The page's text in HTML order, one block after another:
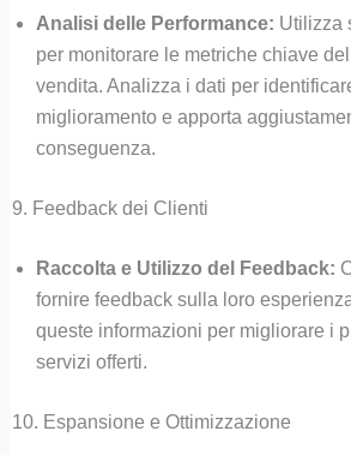
Analisi delle Performance: Utilizza
per monitorare le metriche chiave
vendita. Analizza i dati per
miglioramento e apporta
conseguenza.
9. Feedback dei Clienti
Raccolta e Utilizzo del Feedback:
fornire feedback sulla loro
queste informazioni per migliorare i
servizi offerti.
10. Espansione e Ottimizzazione